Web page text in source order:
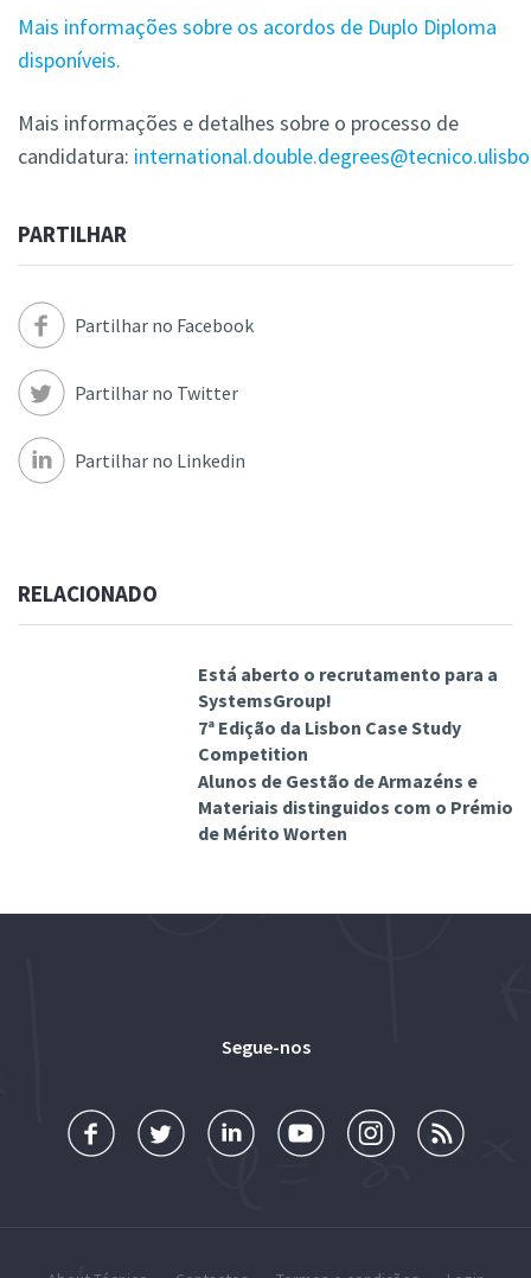
Mais informações sobre os acordos de Duplo Diploma
disponíveis.
Mais informações e detalhes sobre o processo de
candidatura:
PARTILHAR
Partilhar no Facebook
Partilhar no Twitter
Partilhar no Linkedin
RELACIONADO
Está aberto o recrutamento para a
SystemsGroup!
7ª Edição da Lisbon Case Study
Competition
Alunos de Gestão de Armazéns e
Materiais distinguidos com o Prémio
de Mérito Worten
Segue-nos